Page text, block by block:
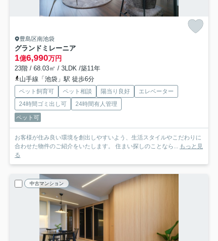
豊島区南池袋
グランドミレーニア
1億6,990万円
23階 / 68.03㎡ / 3LDK /築11年
山手線「池袋」駅 徒歩6分
ペット飼育可 ペット相談 陽当り良好
エレベーター
24時間ゴミ出し可
24時間有人管理
ペット可
お客様が住み良い環境を創出しやすいよう、生活スタイルやこだわりに
合わせた物件のご紹介をいたします。 住まい探しのことなら... もっと見
る
中古マンション